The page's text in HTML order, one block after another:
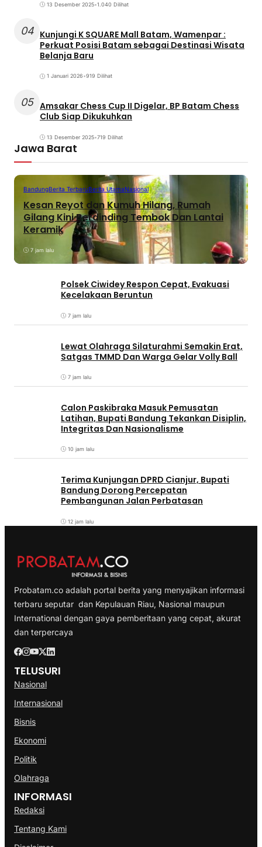
13 Desember 2025•1.040 Dilihat
04 Kunjungi K SQUARE Mall Batam, Wamenpar :
Perkuat Posisi Batam sebagai Destinasi Wisata
Belanja Baru
1 Januari 2026•919 Dilihat
05 Amsakar Chess Cup II Digelar, BP Batam Chess
Club Siap Dikukuhkan
13 Desember 2025•719 Dilihat
Jawa Barat
BandungBerita TerbaruBerita UtamaNasional
Kesan Reyot dan Kumuh Hilang, Rumah
Gilang Kini Berdinding Tembok Dan Lantai
Keramik
7 jam lalu
Polsek Ciwidey Respon Cepat, Evakuasi
Kecelakaan Beruntun
7 jam lalu
Lewat Olahraga Silaturahmi Semakin Erat,
Satgas TMMD Dan Warga Gelar Volly Ball
7 jam lalu
Calon Paskibraka Masuk Pemusatan
Latihan, Bupati Bandung Tekankan Disiplin,
Integritas Dan Nasionalisme
10 jam lalu
Terima Kunjungan DPRD Cianjur, Bupati
Bandung Dorong Percepatan
Pembangunan Jalan Perbatasan
12 jam lalu
Probatam.co adalah portal berita yang menyajikan informasi
terbaru seputar dan Kepulauan Riau, Nasional maupun
International dengan gaya pemberitaan yang cepat, akurat
dan terpercaya
TELUSURI
Nasional
Internasional
Bisnis
Ekonomi
Politik
Olahraga
INFORMASI
Redaksi
Tentang Kami